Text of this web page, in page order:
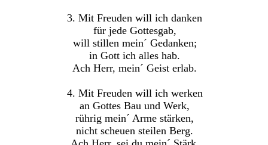
3. Mit Freuden will ich danken
für jede Gottesgab,
will stillen mein´ Gedanken;
in Gott ich alles hab.
Ach Herr, mein´ Geist erlab.
4. Mit Freuden will ich werken
an Gottes Bau und Werk,
rührig mein´ Arme stärken,
nicht scheuen steilen Berg.